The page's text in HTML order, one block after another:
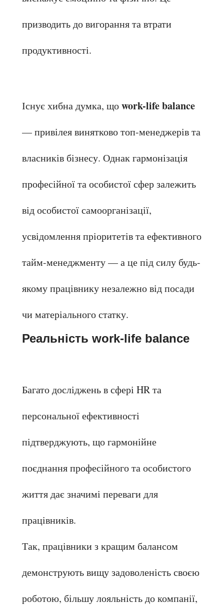
призводить до вигорання та втрати
продуктивності.
Існує хибна думка, що work-life balance
— привілея винятково топ-менеджерів та
власників бізнесу. Однак гармонізація
професійної та особистої сфер залежить
від особистої самоорганізації,
усвідомлення пріоритетів та ефективного
тайм-менеджменту — а це під силу будь-
якому працівнику незалежно від посади
чи матеріального статку.
Реальність work-life balance
Багато досліджень в сфері HR та
персональної ефективності
підтверджують, що гармонійне
поєднання професійного та особистого
життя дає значимі переваги для
працівників.
Так, працівники з кращим балансом
демонструють вищу задоволеність своєю
роботою, більшу лояльність до компанії,